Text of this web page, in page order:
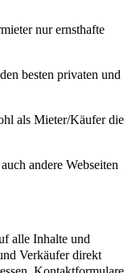
nur ernsthafte
besten privaten und
als Mieter/Käufer die
andere Webseiten
alle Inhalte und
Verkäufer direkt